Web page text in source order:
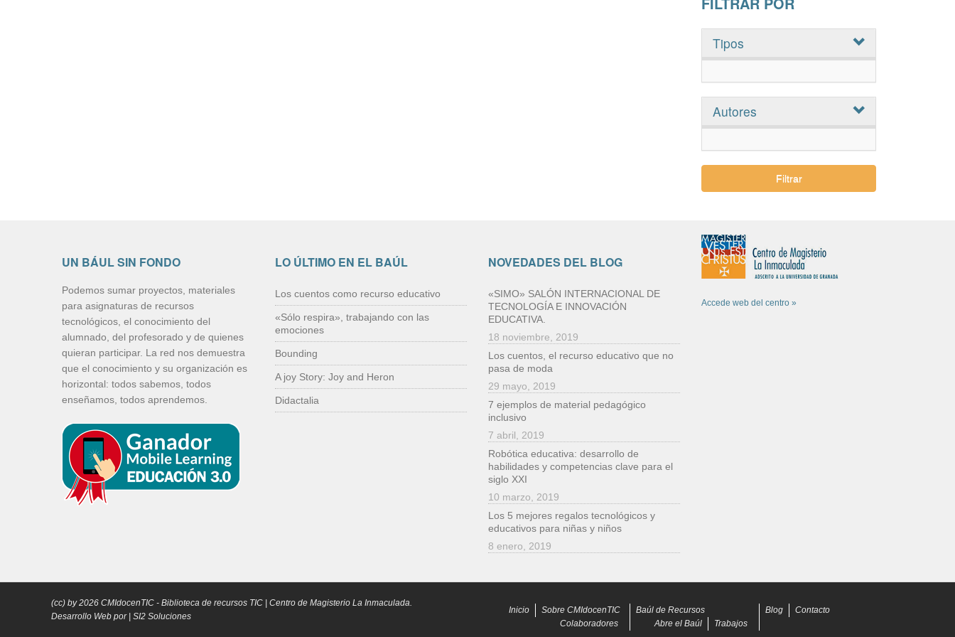
Tipos
Autores
Filtrar
UN BÁUL SIN FONDO
Podemos sumar proyectos, materiales
para asignaturas de recursos
tecnológicos, el conocimiento del
alumnado, del profesorado y de quienes
quieran participar. La red nos demuestra
que el conocimiento y su organización es
horizontal: todos sabemos, todos
enseñamos, todos aprendemos.
LO ÚLTIMO EN EL BAÚL
Los cuentos como recurso educativo
«Sólo respira», trabajando con las
emociones
Bounding
A joy Story: Joy and Heron
Didactalia
NOVEDADES DEL BLOG
«SIMO» SALÓN INTERNACIONAL DE
TECNOLOGÍA E INNOVACIÓN
EDUCATIVA.
18 noviembre, 2019
Los cuentos, el recurso educativo que no
pasa de moda
29 mayo, 2019
7 ejemplos de material pedagógico
inclusivo
7 abril, 2019
Robótica educativa: desarrollo de
habilidades y competencias clave para el
siglo XXI
10 marzo, 2019
Los 5 mejores regalos tecnológicos y
educativos para niñas y niños
8 enero, 2019
Accede web del centro »
(cc) by2026 CMIdocenTIC - Biblioteca de recursos TIC | Centro de Magisterio La Inmaculada.
Desarrollo Web por | SI2 Soluciones
Inicio
Sobre CMIdocenTIC
Colaboradores
Baúl de Recursos
Abre el Baúl
Trabajos
Blog Contacto